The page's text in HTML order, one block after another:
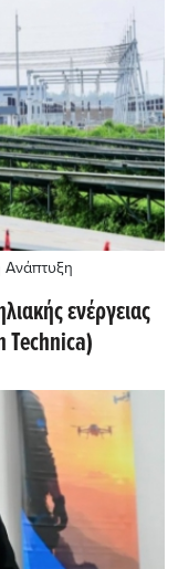
Ανάπτυξη
ενέργειας
Technica)